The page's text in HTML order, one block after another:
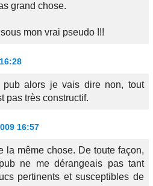
grand chose.
mon vrai pseudo !!!
alors je vais dire non, tout
pas très constructif.
16:57
la même chose. De toute façon,
ne me dérangeais pas tant
pertinents et susceptibles de